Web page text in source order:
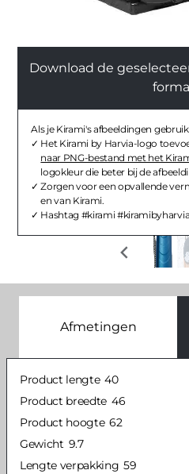
Download de
Als je Kirami's afbeeldingen
Het Kirami by Harvia-logo
naar PNG-bestand met het
logokleur die beter bij de
Zorgen voor een opvallende
en van Kirami.
Hashtag #kirami
Afmetingen
Product lengte 40
Product breedte 46
Product hoogte 62
Gewicht 9.7
Lengte verpakking 59